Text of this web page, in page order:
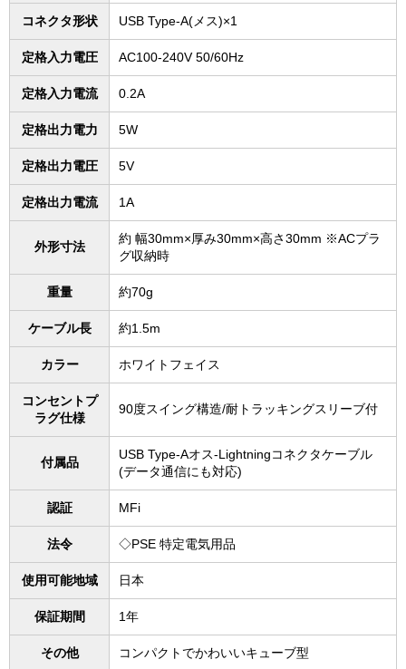
コネクタ形状 USB Type-A(メス)×1
定格入力電圧 AC100-240V 50/60Hz
定格入力電流 0.2A
定格出力電力 5W
定格出力電圧 5V
定格出力電流 1A
外形寸法
約 幅30mm×厚み30mm×高さ30mm ※ACプラ
グ収納時
重量 約70g
ケーブル長 約1.5m
カラー ホワイトフェイス
コンセントプ
ラグ仕様
90度スイング構造/耐トラッキングスリーブ付
付属品
USB Type-Aオス-Lightningコネクタケーブル
(データ通信にも対応)
認証 MFi
法令 ◇PSE 特定電気用品
使用可能地域 日本
保証期間 1年
その他 コンパクトでかわいいキューブ型